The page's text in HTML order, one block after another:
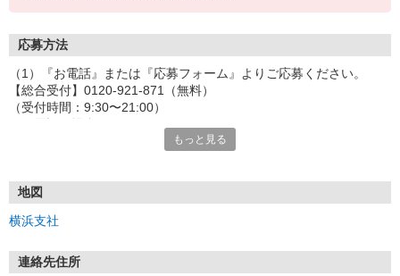
応募方法
（1）『お電話』または『応募フォーム』よりご応募ください。
【総合受付】0120-921-871（無料）
（受付時間：9:30〜21:00）
「e-aidemを見て」とお伝えいただけるとスムーズです。
◎応募フォームからのご応募は24時間受付中です！
（2）面談・登録の実施
ご都合のよいお日にちをお聞かせください。
もっと見る
地図
横浜支社
連絡先住所